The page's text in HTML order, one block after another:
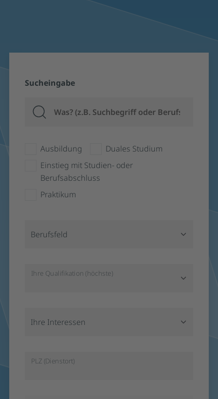
Sucheingabe
Ausbildung
Duales Studium
Einstieg mit Studien- oder
Berufsabschluss
Praktikum
Berufsfeld
Ihre Qualifikation (höchste)
Ihre Interessen
PLZ (Dienstort)